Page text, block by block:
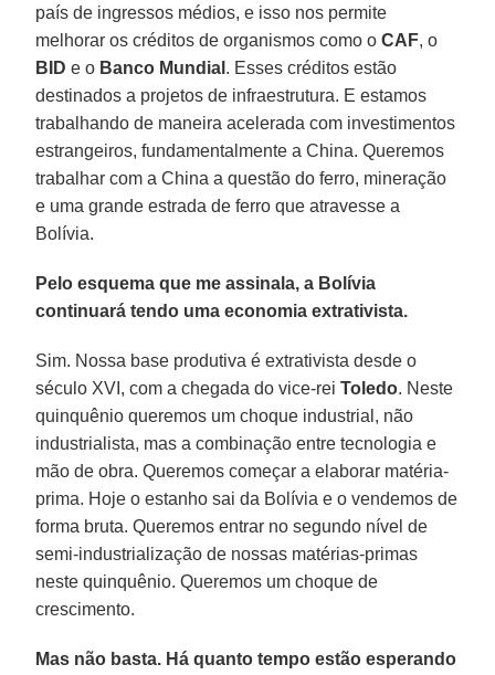
país de ingressos médios, e isso nos permite
melhorar os créditos de organismos como oCAF, o
BID e o Banco Mundial . Esses créditos estão
destinados a projetos de infraestrutura. E estamos
trabalhando de maneira acelerada com investimentos
estrangeiros, fundamentalmente a China. Queremos
trabalhar com a China a questão do ferro, mineração
e uma grande estrada de ferro que atravesse a
Bolívia.
Pelo esquema que me assinala, a Bolívia
continuará tendo uma economia extrativista.
Sim. Nossa base produtiva é extrativista desde o
século XVI, com a chegada do vice-reiToledo. Neste
quinquênio queremos um choque industrial, não
industrialista, mas a combinação entre tecnologia e
mão de obra. Queremos começar a elaborar matéria-
prima. Hoje o estanho sai da Bolívia e o vendemos de
forma bruta. Queremos entrar no segundo nível de
semi-industrialização de nossas matérias-primas
neste quinquênio. Queremos um choque de
crescimento.
Mas não basta. Há quanto tempo estão esperando